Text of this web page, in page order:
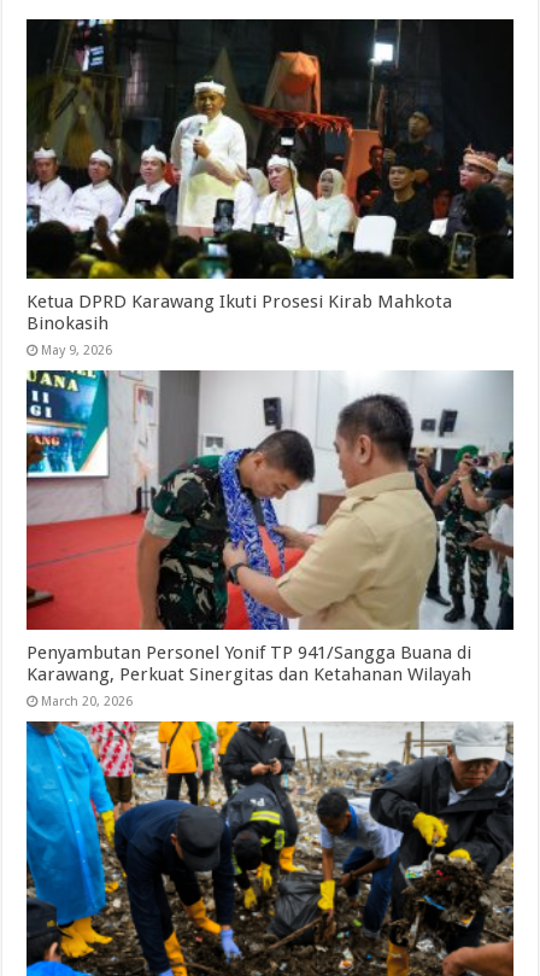
Ketua DPRD Karawang Ikuti Prosesi Kirab Mahkota
Binokasih
May 9, 2026
Penyambutan Personel Yonif TP 941/Sangga Buana di
Karawang, Perkuat Sinergitas dan Ketahanan Wilayah
March 20, 2026